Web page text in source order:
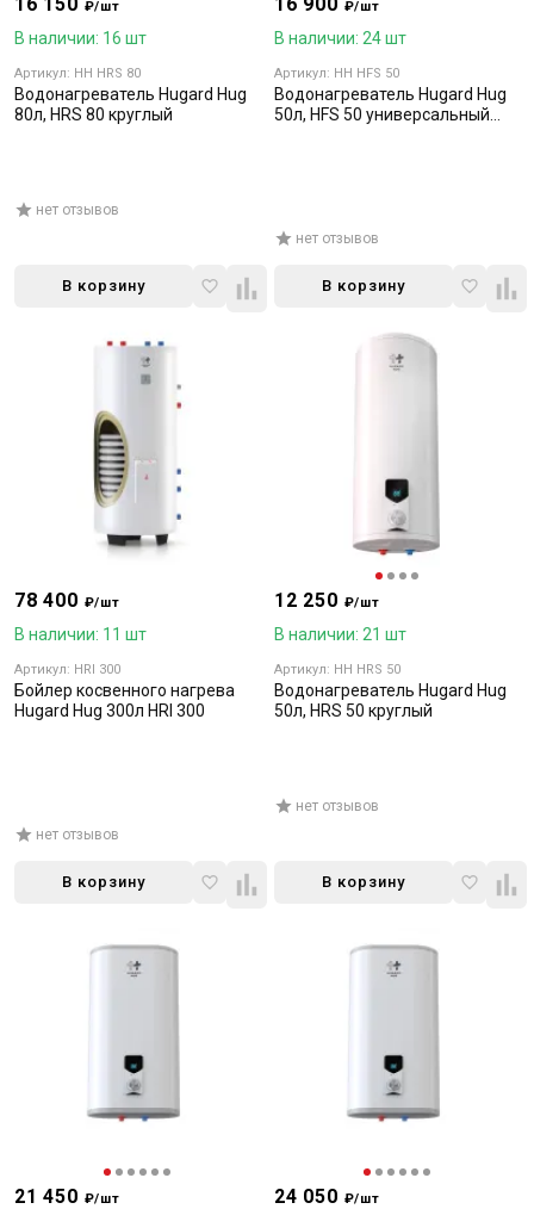
₽/шт
В наличии: 16 шт
Артикул: HH HRS 80
Водонагреватель Hugard Hug
80л, HRS 80 круглый
нет отзывов
В корзину
₽/шт
В наличии: 24 шт
Артикул: HH HFS 50
Водонагреватель Hugard Hug
50л, HFS 50 универсальный
нет отзывов
В корзину
78 400 ₽/шт
В наличии: 11 шт
Артикул: HRI 300
Бойлер косвенного нагрева
Hugard Hug 300л HRI 300
нет отзывов
В корзину
12 250 ₽/шт
В наличии: 21 шт
Артикул: HH HRS 50
Водонагреватель Hugard Hug
50л, HRS 50 круглый
нет отзывов
В корзину
21 450 ₽/шт 24 050 ₽/шт